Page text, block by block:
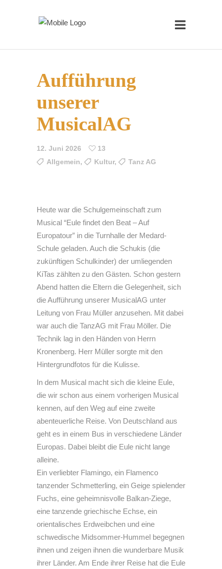
Aufführung
unserer
MusicalAG
12. Juni 2026
13
Allgemein, Kultur, Tanz AG
Heute war die Schulgemeinschaft zum
Musical “Eule findet den Beat – Auf
Europatour” in die Turnhalle der Medard-
Schule geladen. Auch die Schukis (die
zukünftigen Schulkinder) der umliegenden
KiTas zählten zu den Gästen. Schon gestern
Abend hatten die Eltern die Gelegenheit, sich
die Aufführung unserer MusicalAG unter
Leitung von Frau Müller anzusehen. Mit dabei
war auch die TanzAG mit Frau Möller. Die
Technik lag in den Händen von Herrn
Kronenberg. Herr Müller sorgte mit den
Hintergrundfotos für die Kulisse.
In dem Musical macht sich die kleine Eule,
die wir schon aus einem vorherigen Musical
kennen, auf den Weg auf eine zweite
abenteuerliche Reise. Von Deutschland aus
geht es in einem Bus in verschiedene Länder
Europas. Dabei bleibt die Eule nicht lange
alleine.
Ein verliebter Flamingo, ein Flamenco
tanzender Schmetterling, ein Geige spielender
Fuchs, eine geheimnisvolle Balkan-Ziege,
eine tanzende griechische Echse, ein
orientalisches Erdweibchen und eine
schwedische Midsommer-Hummel begegnen
ihnen und zeigen ihnen die wunderbare Musik
ihrer Länder. Am Ende ihrer Reise hat die Eule